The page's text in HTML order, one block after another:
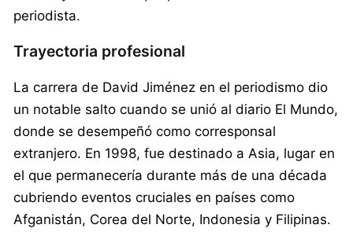
periodista.
Trayectoria profesional
La carrera de David Jiménez en el periodismo dio
un notable salto cuando se unió al diario El Mundo,
donde se desempeñó como corresponsal
extranjero. En 1998, fue destinado a Asia, lugar en
el que permanecería durante más de una década
cubriendo eventos cruciales en países como
Afganistán, Corea del Norte, Indonesia y Filipinas.